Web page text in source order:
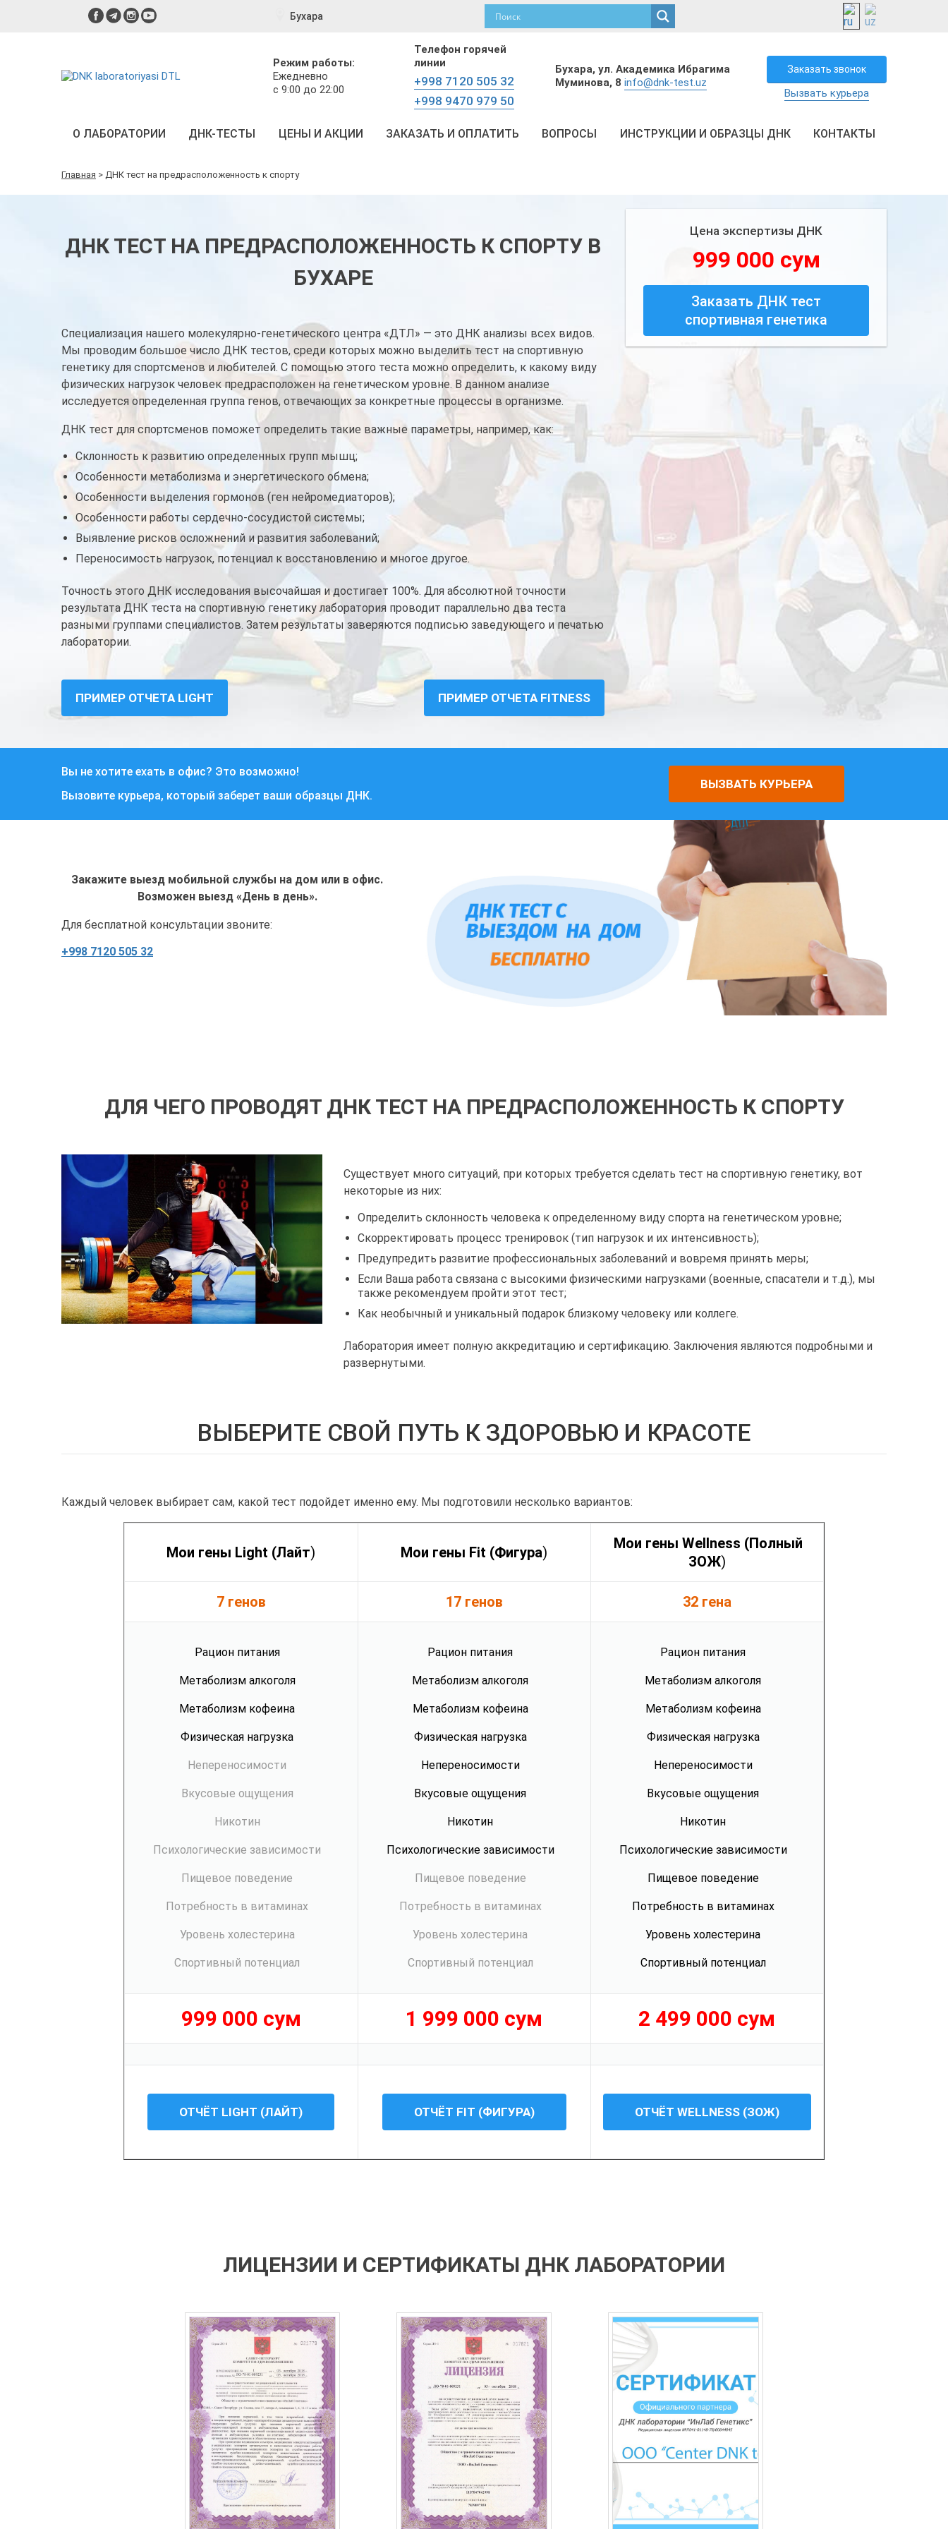
Бухара
Режим работы:
Ежедневно
с 9:00 до 22:00
Телефон горячей
линии
+998 7120 505 32
+998 9470 979 50
Бухара, ул. Академика Ибрагима
Муминова, 8 info@dnk-test.uz
Заказать звонок
Вызвать курьера
О ЛАБОРАТОРИИ ДНК-ТЕСТЫ ЦЕНЫ И АКЦИИ ЗАКАЗАТЬ И ОПЛАТИТЬ ВОПРОСЫ ИНСТРУКЦИИ И ОБРАЗЦЫ ДНК КОНТАКТЫ
Главная > ДНК тест на предрасположенность к спорту
ДНК ТЕСТ НА ПРЕДРАСПОЛОЖЕННОСТЬ К СПОРТУ В
БУХАРЕ
Специализация нашего молекулярно-генетического центра «ДТЛ» — это ДНК анализы всех видов.
Мы проводим большое число ДНК тестов, среди которых можно выделить тест на спортивную
генетику для спортсменов и любителей. С помощью этого теста можно определить, к какому виду
физических нагрузок человек предрасположен на генетическом уровне. В данном анализе
исследуется определенная группа генов, отвечающих за конкретные процессы в организме.
ДНК тест для спортсменов поможет определить такие важные параметры, например, как:
Склонность к развитию определенных групп мышц;
Особенности метаболизма и энергетического обмена;
Особенности выделения гормонов (ген нейромедиаторов);
Особенности работы сердечно-сосудистой системы;
Выявление рисков осложнений и развития заболеваний;
Переносимость нагрузок, потенциал к восстановлению и многое другое.
Точность этого ДНК исследования высочайшая и достигает 100%. Для абсолютной точности
результата ДНК теста на спортивную генетику лаборатория проводит параллельно два теста
разными группами специалистов. Затем результаты заверяются подписью заведующего и печатью
лаборатории.
ПРИМЕР ОТЧЕТА LIGHT ПРИМЕР ОТЧЕТА FITNESS
Цена экспертизы ДНК
999 000 сум
Заказать ДНК тест
спортивная генетика
Вы не хотите ехать в офис? Это возможно!
Вызовите курьера, который заберет ваши образцы ДНК.
ВЫЗВАТЬ КУРЬЕРА
Закажите выезд мобильной службы на дом или в офис.
Возможен выезд «День в день».
Для бесплатной консультации звоните:
+998 7120 505 32
ДЛЯ ЧЕГО ПРОВОДЯТ ДНК ТЕСТ НА ПРЕДРАСПОЛОЖЕННОСТЬ К СПОРТУ
Существует много ситуаций, при которых требуется сделать тест на спортивную генетику, вот
некоторые из них:
Определить склонность человека к определенному виду спорта на генетическом уровне;
Скорректировать процесс тренировок (тип нагрузок и их интенсивность);
Предупредить развитие профессиональных заболеваний и вовремя принять меры;
Если Ваша работа связана с высокими физическими нагрузками (военные, спасатели и т.д.), мы
также рекомендуем пройти этот тест;
Как необычный и уникальный подарок близкому человеку или коллеге.
Лаборатория имеет полную аккредитацию и сертификацию. Заключения являются подробными и
развернутыми.
ВЫБЕРИТЕ СВОЙ ПУТЬ К ЗДОРОВЬЮ И КРАСОТЕ
Каждый человек выбирает сам, какой тест подойдет именно ему. Мы подготовили несколько вариантов:
Мои гены Light (Лайт) Мои гены Fit (Фигура)
Мои гены Wellness (Полный
ЗОЖ)
7 генов 17 генов 32 гена
Рацион питания
Метаболизм алкоголя
Метаболизм кофеина
Физическая нагрузка
Непереносимости
Вкусовые ощущения
Никотин
Психологические зависимости
Пищевое поведение
Потребность в витаминах
Уровень холестерина
Спортивный потенциал
Рацион питания
Метаболизм алкоголя
Метаболизм кофеина
Физическая нагрузка
Непереносимости
Вкусовые ощущения
Никотин
Психологические зависимости
Пищевое поведение
Потребность в витаминах
Уровень холестерина
Спортивный потенциал
Рацион питания
Метаболизм алкоголя
Метаболизм кофеина
Физическая нагрузка
Непереносимости
Вкусовые ощущения
Никотин
Психологические зависимости
Пищевое поведение
Потребность в витаминах
Уровень холестерина
Спортивный потенциал
999 000 сум 1 999 000 сум 2 499 000 сум
ОТЧЁТ LIGHT (ЛАЙТ) ОТЧЁТ FIT (ФИГУРА) ОТЧЁТ WELLNESS (ЗОЖ)
ЛИЦЕНЗИИ И СЕРТИФИКАТЫ ДНК ЛАБОРАТОРИИ